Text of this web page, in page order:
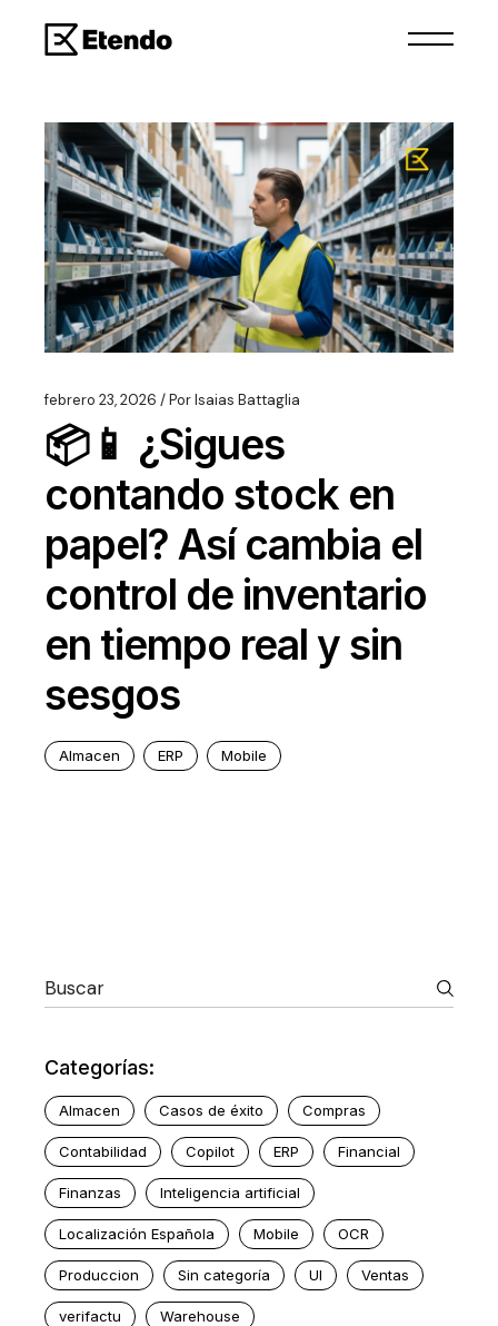
febrero 23, 2026 PorIsaias Battaglia
📦📱 ¿Sigues
contando stock en
papel? Así cambia el
control de inventario
en tiempo real y sin
sesgos
Almacen ERP Mobile
Categorías:
Almacen Casos de éxito Compras
Contabilidad Copilot ERP Financial
Finanzas Inteligencia artificial
Localización Española Mobile OCR
Produccion Sin categoría UI Ventas
verifactu Warehouse